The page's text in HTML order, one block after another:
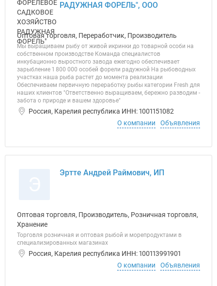
РАДУЖНАЯ ФОРЕЛЬ", ООО
Оптовая торговля, Переработчик, Производитель
Мы выращиваем рыбу от живой икринки до товарной особи на
собственном производстве Команда специалистов
инкубационно выростного завода ежегодно обеспечивает
зарыбление 1 800 000 особей форели радужной На рыбоводных
участках наша рыба растет до момента реализации
Обеспечиваем первичную переработку рыбы категории Fresh для
наших клиентов "Ответственно выращиваем, бережно разводим -
забота о природе и вашем здоровье"
Россия, Карелия республика ИНН: 1001151082
О компании
Объявления
Эртте Андрей Раймович, ИП
Оптовая торговля, Производитель, Розничная торговля,
Хранение
Торговля розничная и оптовая рыбой и морепродуктами в
специализированных магазинах
Россия, Карелия республика ИНН: 100113991901
О компании
Объявления